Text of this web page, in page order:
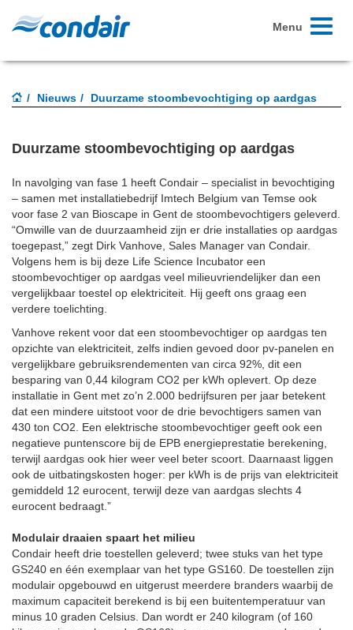
Toggle
Menu
Nieuws Duurzame stoombevochtiging op aardgas
Duurzame stoombevochtiging op aardgas
In navolging van fase 1 heeft Condair – specialist in bevochtiging
– samen met installatiebedrijf Imtech Belgium van Temse ook
voor fase 2 van Bioscape in Gent de stoombevochtigers geleverd.
“Omwille van de duurzaamheid zijn er drie installaties op aardgas
toegepast,” zegt Dirk Vanhove, Sales Manager van Condair.
Volgens hem is bij deze Life Science Incubator een
stoombevochtiger op aardgas veel milieuvriendelijker dan een
vergelijkbaar toestel op elektriciteit. Hij geeft ons graag een
verdere toelichting.
Vanhove rekent voor dat een stoombevochtiger op aardgas ten
opzichte van elektriciteit, zelfs indien gevoed door pv-panelen en
vergelijkbare gebruiksrendementen van circa 92%, dit een
besparing van 0,44 kilogram CO2 per kWh oplevert. Op deze
installatie in Gent met zo’n 2.000 bedrijfsuren per jaar betekent
dat een mindere uitstoot voor de drie bevochtigers samen van
430 ton CO2. Een elektrische stoombevochtiger geeft ook een
negatieve puntenscore bij de EPB energieprestatie berekening,
terwijl aardgas ook hier weer veel beter scoort. Daarnaast liggen
ook de uitbatingskosten hoger: per kWh is de prijs van elektriciteit
gemiddeld 12 eurocent, terwijl deze van aardgas slechts 4
eurocent bedraagt.”
Modulair draaien spaart het milieu
Condair heeft drie toestellen geleverd; twee stuks van het type
GS240 en één exemplaar van het type GS160. De toestellen zijn
modulair opgebouwd en uitgerust meerdere branders waarbij de
maximum capaciteit berekend is bij een buitentemperatuur van
minus 10 graden Celsius. Dan wordt er 240 kilogram (of 160